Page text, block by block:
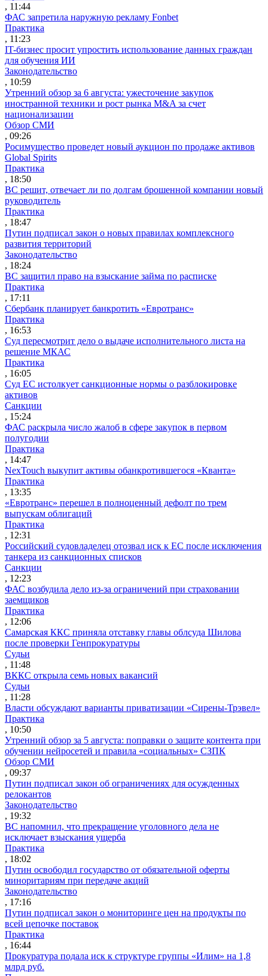
, 11:44
ФАС запретила наружную рекламу Fonbet
Практика
, 11:23
IT-бизнес просит упростить использование данных граждан
для обучения ИИ
Законодательство
, 10:59
Утренний обзор за 6 августа: ужесточение закупок
иностранной техники и рост рынка M&A за счет
национализации
Обзор СМИ
, 09:26
Росимущество проведет новый аукцион по продаже активов
Global Spirits
Практика
, 18:50
ВС решит, отвечает ли по долгам брошенной компании новый
руководитель
Практика
, 18:47
Путин подписал закон о новых правилах комплексного
развития территорий
Законодательство
, 18:24
ВС защитил право на взыскание займа по расписке
Практика
, 17:11
Сбербанк планирует банкротить «Евротранс»
Практика
, 16:53
Суд пересмотрит дело о выдаче исполнительного листа на
решение МКАС
Практика
, 16:05
Суд ЕС истолкует санкционные нормы о разблокировке
активов
Санкции
, 15:24
ФАС раскрыла число жалоб в сфере закупок в первом
полугодии
Практика
, 14:47
NexTouch выкупит активы обанкротившегося «Кванта»
Практика
, 13:35
«Евротранс» перешел в полноценный дефолт по трем
выпускам облигаций
Практика
, 12:31
Российский судовладелец отозвал иск к ЕС после исключения
танкера из санкционных списков
Санкции
, 12:23
ФАС возбудила дело из-за ограничений при страховании
заемщиков
Практика
, 12:06
Самарская ККС приняла отставку главы облсуда Шилова
после проверки Генпрокуратуры
Судьи
, 11:48
ВККС открыла семь новых вакансий
Судьи
, 11:28
Власти обсуждают варианты приватизации «Сирены-Трэвел»
Практика
, 10:50
Утренний обзор за 5 августа: поправки о защите контента при
обучении нейросетей и правила «социальных» СЗПК
Обзор СМИ
, 09:37
Путин подписал закон об ограничениях для осужденных
релокантов
Законодательство
, 19:32
ВС напомнил, что прекращение уголовного дела не
исключает взыскания ущерба
Практика
, 18:02
Путин освободил государство от обязательной оферты
миноритариям при передаче акций
Законодательство
, 17:16
Путин подписал закон о мониторинге цен на продукты по
всей цепочке поставок
Практика
, 16:44
Прокуратура подала иск к структуре группы «Илим» на 1,8
млрд руб.